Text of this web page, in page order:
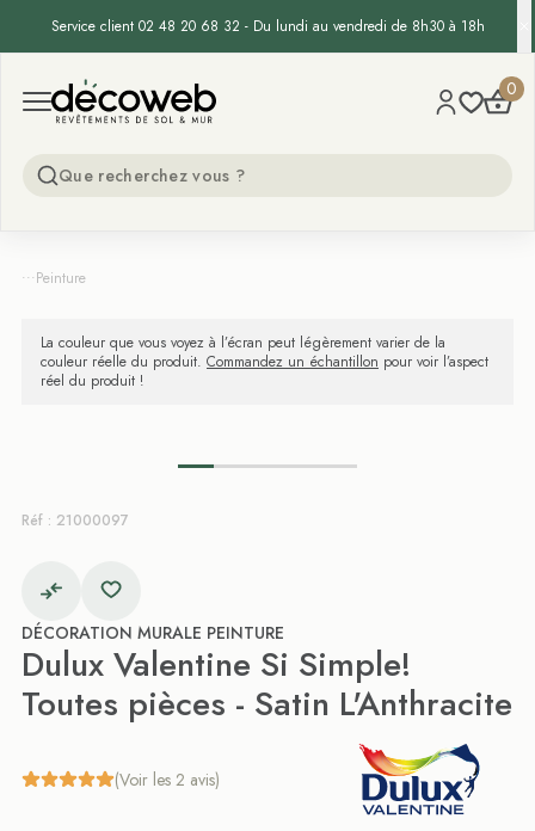
Service client 02 48 20 68 32 - Du lundi au vendredi de 8h30 à 18h
Open menu
Decoweb 0
...Peinture
La couleur que vous voyez à l’écran peut légèrement varier de la
couleur réelle du produit. Commandez un échantillon pour voir l’aspect
réel du produit !
Réf : 21000097
DÉCORATION MURALE PEINTURE
Dulux Valentine Si Simple!
Toutes pièces - Satin L'Anthracite
(Voir les 2 avis)